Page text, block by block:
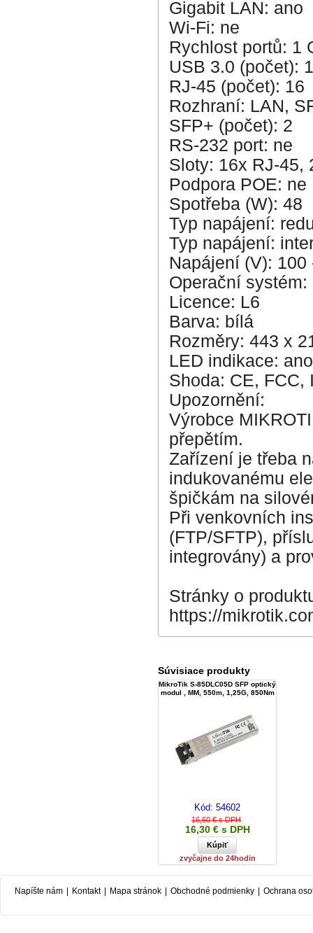
Gigabit LAN: ano
Wi-Fi: ne
Rychlost portů: 1
USB 3.0 (počet): 1
RJ-45 (počet): 16
Rozhraní: LAN,
SFP+ (počet): 2
RS-232 port: ne
Sloty: 16x RJ-45,
Podpora POE: ne
Spotřeba (W): 48
Typ napájení:
Typ napájení:
Napájení (V): 100
Operační
Licence: L6
Barva: bílá
Rozměry: 443 x
LED indikace: ano
Shoda: CE, FCC,
Upozornění:
Výrobce
přepětím.
Zařízení je třeba
indukovanému
špičkám na
Při venkovních
(FTP/SFTP),
integrovány) a
Stránky o
https://
Súvisiace produkty
MikroTik S-85DLC05D SFP optický
modul , MM, 550m, 1,25G, 850Nm
Kód: 54602
16,60 € s DPH
16,30 € s DPH
zvyčajne do 24hodin
Napíšte nám | Kontakt | Mapa stránok | Obchodné podmienky | Ochrana